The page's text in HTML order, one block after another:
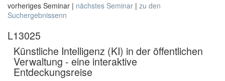
vorheriges Seminar | nächstes Seminar | zu den
Suchergebnissenn
L13025
Künstliche Intelligenz (KI) in der öffentlichen
Verwaltung - eine interaktive
Entdeckungsreise